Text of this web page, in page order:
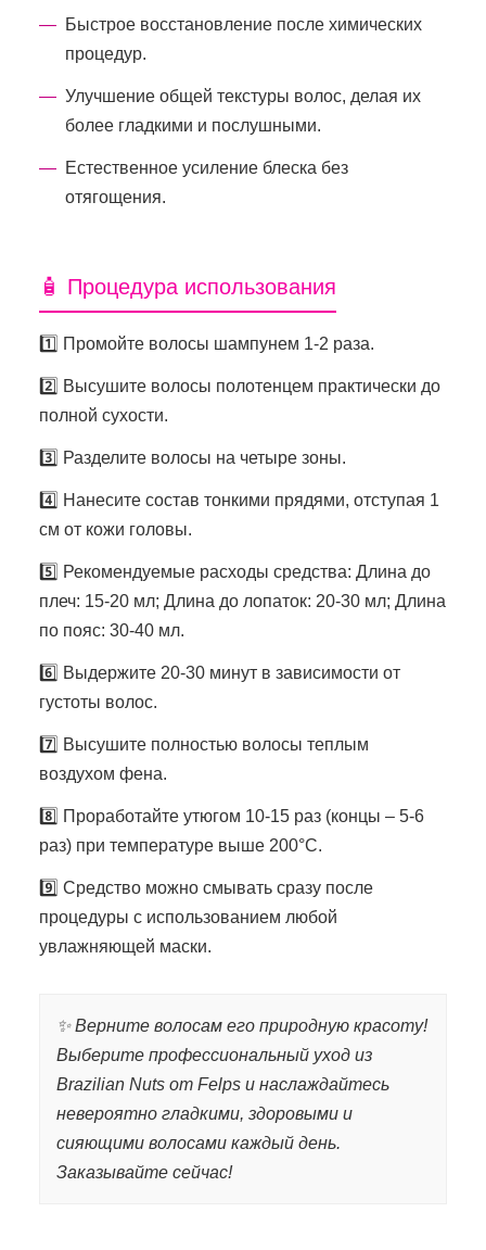
Быстрое восстановление после химических
процедур.
Улучшение общей текстуры волос, делая их
более гладкими и послушными.
Естественное усиление блеска без
отягощения.
🧴 Процедура использования
1️⃣ Промойте волосы шампунем 1-2 раза.
2️⃣ Высушите волосы полотенцем практически до
полной сухости.
3️⃣ Разделите волосы на четыре зоны.
4️⃣ Нанесите состав тонкими прядями, отступая 1
см от кожи головы.
5️⃣ Рекомендуемые расходы средства: Длина до
плеч: 15-20 мл; Длина до лопаток: 20-30 мл; Длина
по пояс: 30-40 мл.
6️⃣ Выдержите 20-30 минут в зависимости от
густоты волос.
7️⃣ Высушите полностью волосы теплым
воздухом фена.
8️⃣ Проработайте утюгом 10-15 раз (концы – 5-6
раз) при температуре выше 200°C.
9️⃣ Средство можно смывать сразу после
процедуры с использованием любой
увлажняющей маски.
✨ Верните волосам его природную красоту!
Выберите профессиональный уход из
Brazilian Nuts от Felps и наслаждайтесь
невероятно гладкими, здоровыми и
сияющими волосами каждый день.
Заказывайте сейчас!